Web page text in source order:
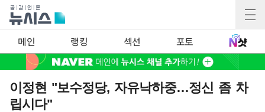
메인 랭킹 섹션 포토
이정현 "보수정당, 자유낙하중…정신 좀 차
립시다"